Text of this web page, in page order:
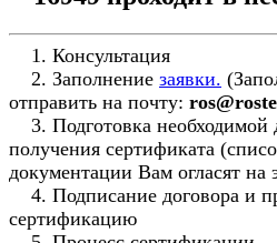
1. Консультация
2. Заполнение заявки.
отправить на почту:
3. Подготовка необходимой
получения сертификата
документации Вам огласят на
4. Подписание договора и
сертификацию